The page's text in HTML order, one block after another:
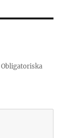
Obligatoriska